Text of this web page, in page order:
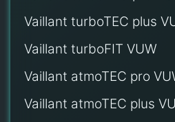
Vaillant turboTEC plus
Vaillant turboFIT VUW
Vaillant atmoTEC pro
Vaillant atmoTEC plus